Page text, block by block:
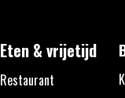
Eten & vrijetijd
Restaurant